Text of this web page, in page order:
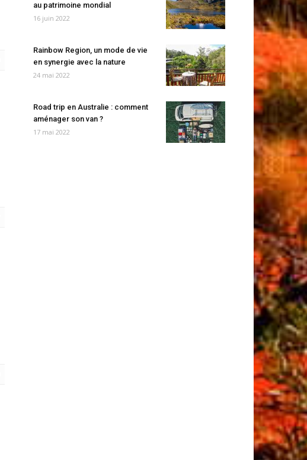
au patrimoine mondial
16 juin 2022
Rainbow Region, un mode de vie
en synergie avec la nature
24 mai 2022
Road trip en Australie : comment
aménager son van ?
17 mai 2022